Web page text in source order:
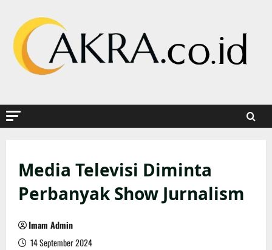
content
Media Televisi Diminta
Perbanyak Show Jurnalism
Imam Admin
14 September 2024